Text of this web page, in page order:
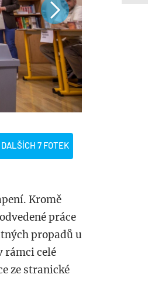
DALŠÍCH 7 FOTEK
Kromě
práce
propadů u
rámci celé
ze stranické